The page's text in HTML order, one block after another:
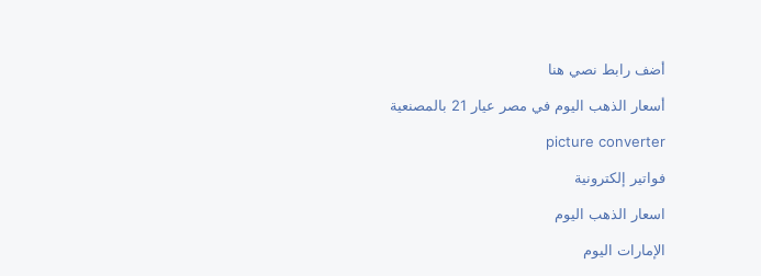
أضف رابط نصي هنا
أسعار الذهب اليوم في مصر عيار 21 بالمصنعية
picture converter
فواتير إلكترونية
اسعار الذهب اليوم
الإمارات اليوم